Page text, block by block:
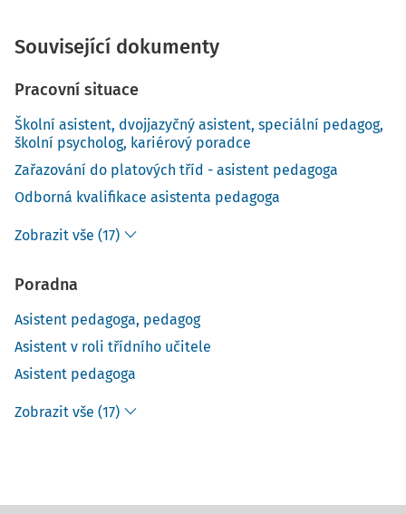
Související dokumenty
Pracovní situace
Školní asistent, dvojjazyčný asistent, speciální pedagog,
školní psycholog, kariérový poradce
Zařazování do platových tříd - asistent pedagoga
Odborná kvalifikace asistenta pedagoga
Zobrazit vše (17)
Poradna
Asistent pedagoga, pedagog
Asistent v roli třídního učitele
Asistent pedagoga
Zobrazit vše (17)